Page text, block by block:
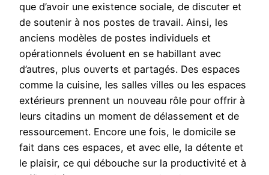
que d’avoir une existence sociale, de discuter et
de soutenir à nos postes de travail. Ainsi, les
anciens modèles de postes individuels et
opérationnels évoluent en se habillant avec
d’autres, plus ouverts et partagés. Des espaces
comme la cuisine, les salles villes ou les espaces
extérieurs prennent un nouveau rôle pour offrir à
leurs citadins un moment de délassement et de
ressourcement. Encore une fois, le domicile se
fait dans ces espaces, et avec elle, la détente et
le plaisir, ce qui débouche sur la productivité et à